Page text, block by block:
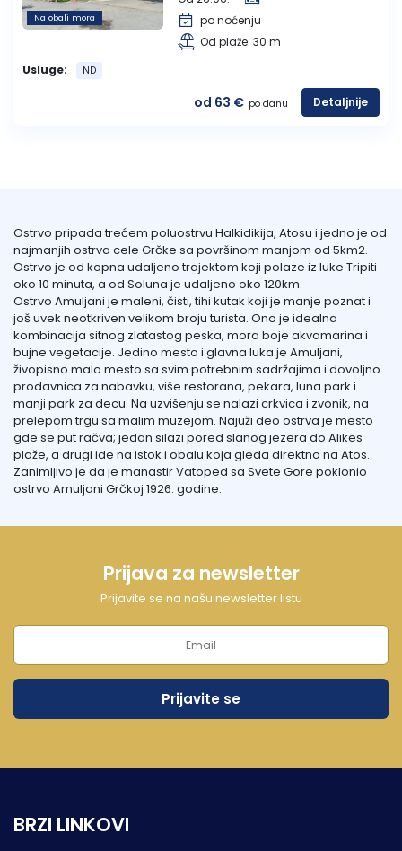
Na obali mora
po noćenju
Od plaže: 30 m
Usluge:
ND
od 63 € po danu Detaljnije
Ostrvo pripada trećem poluostrvu Halkidikija, Atosu i jedno je od
najmanjih ostrva cele Grčke sa površinom manjom od 5km2.
Ostrvo je od kopna udaljeno trajektom koji polaze iz luke Tripiti
oko 10 minuta, a od Soluna je udaljeno oko 120km.
Ostrvo Amuljani je maleni, čisti, tihi kutak koji je manje poznat i
još uvek neotkriven velikom broju turista. Ono je idealna
kombinacija sitnog zlatastog peska, mora boje akvamarina i
bujne vegetacije. Jedino mesto i glavna luka je Amuljani,
živopisno malo mesto sa svim potrebnim sadržajima i dovoljno
prodavnica za nabavku, više restorana, pekara, luna park i
manji park za decu. Na uzvišenju se nalazi crkvica i zvonik, na
prelepom trgu sa malim muzejom. Najuži deo ostrva je mesto
gde se put račva; jedan silazi pored slanog jezera do Alikes
plaže, a drugi ide na istok i obalu koja gleda direktno na Atos.
Zanimljivo je da je manastir Vatoped sa Svete Gore poklonio
ostrvo Amuljani Grčkoj 1926. godine.
Prijava za newsletter
Prijavite se na našu newsletter listu
BRZI LINKOVI